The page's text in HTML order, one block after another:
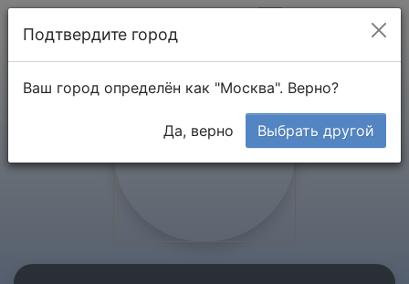
Подтвердите город
Ваш город определён как "Москва". Верно?
Да, верно Выбрать другой